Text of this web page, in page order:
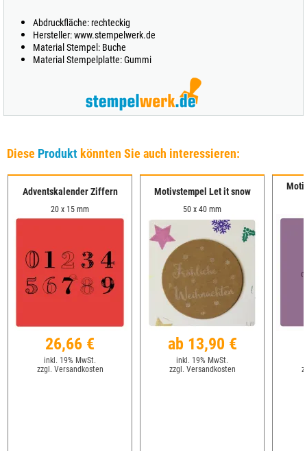
Abdruckfläche: rechteckig
Hersteller: www.stempelwerk.de
Material Stempel: Buche
Material Stempelplatte: Gummi
Diese Produkt könnten Sie auch interessieren:
Adventskalender Ziffern
20 x 15 mm
26,66 €
inkl. 19% MwSt.
zzgl. Versandkosten
Motivstempel Let it snow
50 x 40 mm
ab 13,90 €
inkl. 19% MwSt.
zzgl. Versandkosten